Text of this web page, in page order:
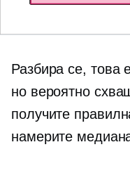
Разбира се, това
но вероятно
получите
намерите